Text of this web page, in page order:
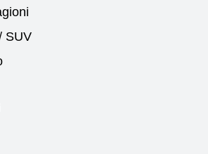
SUV